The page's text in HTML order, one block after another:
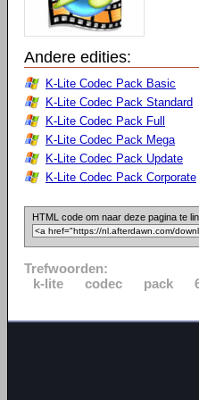
Andere edities:
K-Lite Codec Pack Basic
K-Lite Codec Pack Standard
K-Lite Codec Pack Full
K-Lite Codec Pack Mega
K-Lite Codec Pack Update
K-Lite Codec Pack Corporate
HTML code om naar deze pagina te
Trefwoorden:
k-lite
codec pack